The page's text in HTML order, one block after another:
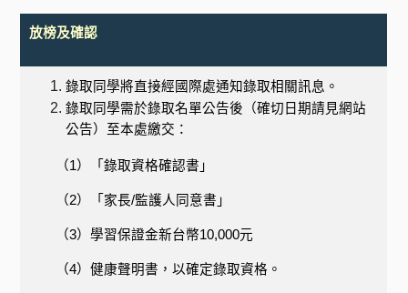
放榜及確認
錄取同學將直接經國際處通知錄取相關訊息。
錄取同學需於錄取名單公告後（確切日期請見網站
公告）至本處繳交：
（1）「錄取資格確認書」
（2）「家長/監護人同意書」
（3）學習保證金新台幣10,000元
（4）健康聲明書，以確定錄取資格。